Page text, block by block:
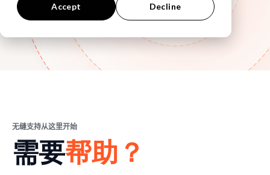
Accept Decline
无缝支持从这里开始
需要帮助？